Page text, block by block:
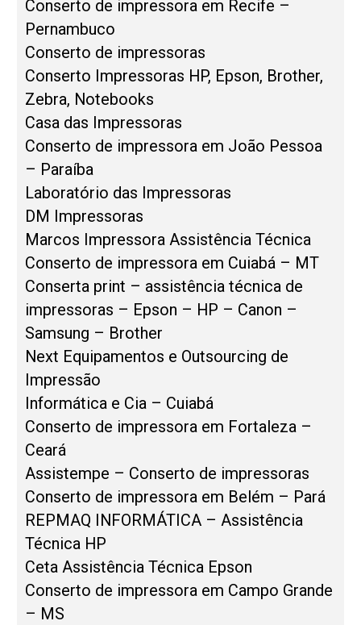
Conserto de impressora em Recife –
Pernambuco
Conserto de impressoras
Conserto Impressoras HP, Epson, Brother,
Zebra, Notebooks
Casa das Impressoras
Conserto de impressora em João Pessoa
– Paraíba
Laboratório das Impressoras
DM Impressoras
Marcos Impressora Assistência Técnica
Conserto de impressora em Cuiabá – MT
Conserta print – assistência técnica de
impressoras – Epson – HP – Canon –
Samsung – Brother
Next Equipamentos e Outsourcing de
Impressão
Informática e Cia – Cuiabá
Conserto de impressora em Fortaleza –
Ceará
Assistempe – Conserto de impressoras
Conserto de impressora em Belém – Pará
REPMAQ INFORMÁTICA – Assistência
Técnica HP
Ceta Assistência Técnica Epson
Conserto de impressora em Campo Grande
– MS